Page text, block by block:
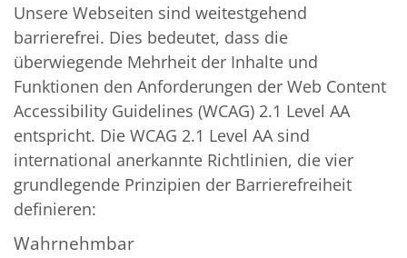
Unsere Webseiten sind weitestgehend
barrierefrei. Dies bedeutet, dass die
überwiegende Mehrheit der Inhalte und
Funktionen den Anforderungen der Web Content
Accessibility Guidelines (WCAG) 2.1 Level AA
entspricht. Die WCAG 2.1 Level AA sind
international anerkannte Richtlinien, die vier
grundlegende Prinzipien der Barrierefreiheit
definieren:
Wahrnehmbar